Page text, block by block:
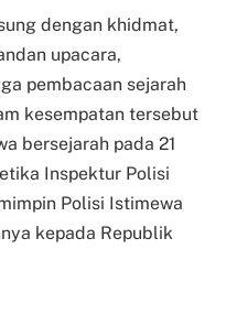
dengan khidmat,
upacara,
pembacaan sejarah
kesempatan tersebut
bersejarah pada 21
Inspektur Polisi
Polisi Istimewa
kepada Republik